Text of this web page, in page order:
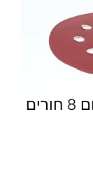
P120 נייר לטש חום 8 חורים